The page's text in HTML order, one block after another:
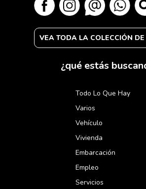
VEA TODA LA COLECCIÓN
¿qué estás
Todo Lo Que Hay
Varios
Vehículo
Vivienda
Embarcación
Empleo
Servicios